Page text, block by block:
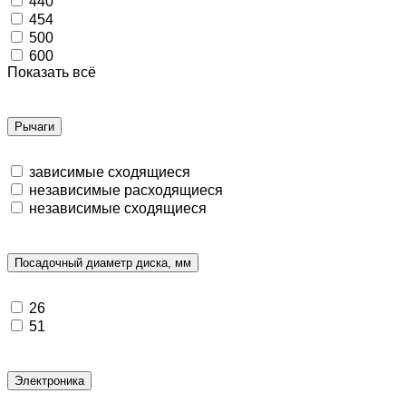
454
500
600
Показать всё
Рычаги
зависимые сходящиеся
независимые расходящиеся
независимые сходящиеся
Посадочный диаметр диска, мм
26
51
Электроника